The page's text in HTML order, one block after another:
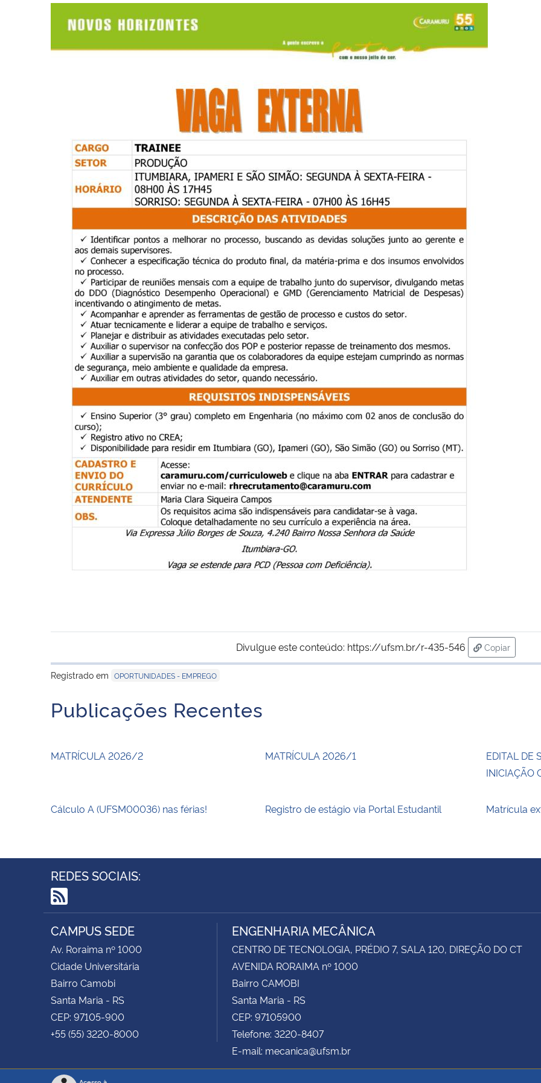
Divulgue este conteúdo: https://ufsm.br/r-435-546
Copiar
para área
Registrado em OPORTUNIDADES - EMPREGO
Publicações Recentes
MATRÍCULA 2026/2 MATRÍCULA 2026/1
EDITAL DE
INICIAÇÃO
Cálculo A (UFSM00036) nas férias! Registro de estágio via Portal Estudantil Matrícula
REDES SOCIAIS:
RSS
CAMPUS SEDE
Av. Roraima nº 1000
Cidade Universitária
Bairro Camobi
Santa Maria - RS
CEP: 97105-900
+55 (55) 3220-8000
ENGENHARIA MECÂNICA
CENTRO DE TECNOLOGIA, PRÉDIO 7, SALA 120, DIREÇÃO DO CT
AVENIDA RORAIMA nº 1000
Bairro CAMOBI
Santa Maria - RS
CEP: 97105900
Telefone: 3220-8407
E-mail: mecanica@ufsm.br